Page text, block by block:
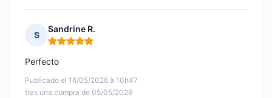
S
Sandrine R.
Nota: 5 de 5
Publicado el 16/05/2026 à 10h47
tras una compra de 05/05/2026
Perfecto